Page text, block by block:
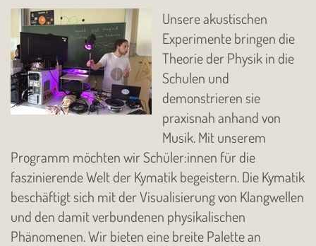
Unsere akustischen
Experimente bringen die
Theorie der Physik in die
Schulen und
demonstrieren sie
praxisnah anhand von
Musik. Mit unserem
Programm möchten wir Schüler:innen für die
faszinierende Welt der Kymatik begeistern. Die Kymatik
beschäftigt sich mit der Visualisierung von Klangwellen
und den damit verbundenen physikalischen
Phänomenen. Wir bieten eine breite Palette an